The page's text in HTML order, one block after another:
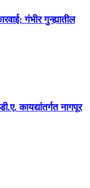
गंभीर गुन्ह्यातील
कायद्यांतर्गत नागपूर